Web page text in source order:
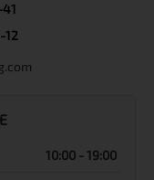
12
10:00 - 19:00